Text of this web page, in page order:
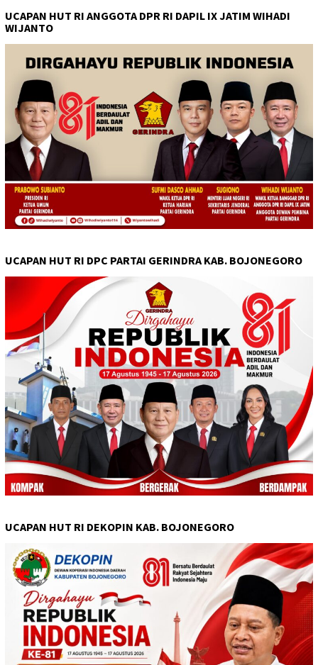
UCAPAN HUT RI ANGGOTA DPR RI DAPIL IX JATIM WIHADI
WIJANTO
UCAPAN HUT RI DPC PARTAI GERINDRA KAB. BOJONEGORO
UCAPAN HUT RI DEKOPIN KAB. BOJONEGORO